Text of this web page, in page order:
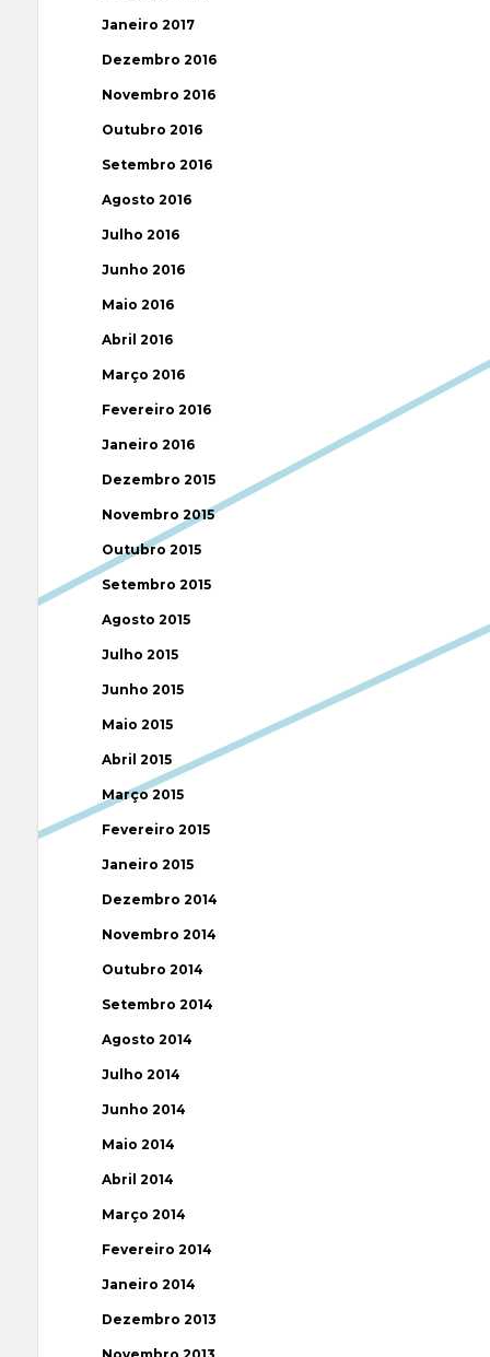
Janeiro 2017
Dezembro 2016
Novembro 2016
Outubro 2016
Setembro 2016
Agosto 2016
Julho 2016
Junho 2016
Maio 2016
Abril 2016
Março 2016
Fevereiro 2016
Janeiro 2016
Dezembro 2015
Novembro 2015
Outubro 2015
Setembro 2015
Agosto 2015
Julho 2015
Junho 2015
Maio 2015
Abril 2015
Março 2015
Fevereiro 2015
Janeiro 2015
Dezembro 2014
Novembro 2014
Outubro 2014
Setembro 2014
Agosto 2014
Julho 2014
Junho 2014
Maio 2014
Abril 2014
Março 2014
Fevereiro 2014
Janeiro 2014
Dezembro 2013